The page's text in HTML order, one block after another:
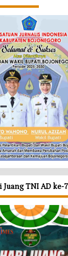
Juang TNI AD ke-